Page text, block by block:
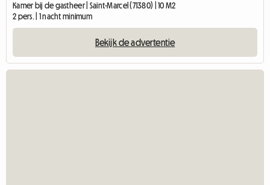
Kamer bij de gastheer | Saint-Marcel (71380) | 10 M2
2 pers. | 1 nacht minimum
Bekijk de advertentie